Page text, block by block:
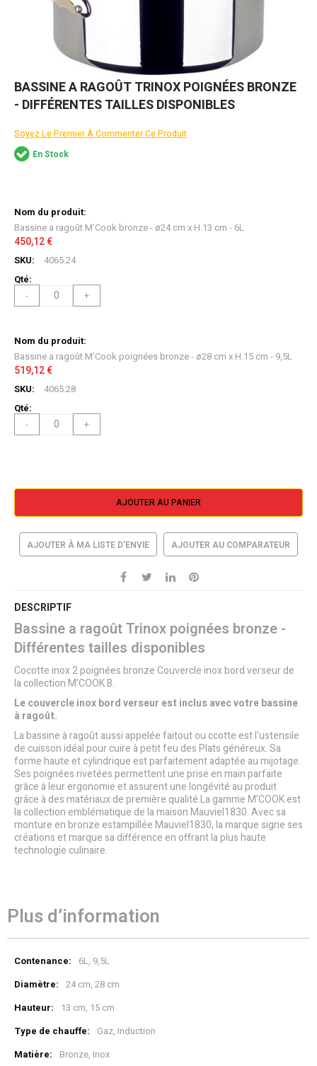
Skip
the
of
the
images
BASSINE A RAGOÛT TRINOX POIGNÉES BRONZE
- DIFFÉRENTES TAILLES DISPONIBLES
Soyez Le Premier À Commenter Ce Produit
En Stock
du
produit
groupé
Bassine a ragoût M'Cook bronze - ø24 cm x H.13 cm - 6L
450,12 €
4065.24
- +
Bassine a ragoût M'Cook poignées bronze - ø28 cm x H.15 cm - 9,5L
519,12 €
4065.28
- +
AJOUTER AU PANIER
AJOUTER À MA LISTE D’ENVIE AJOUTER AU COMPARATEUR
DESCRIPTIF
Bassine a ragoût Trinox poignées bronze -
Différentes tailles disponibles
Cocotte inox 2 poignées bronze Couvercle inox bord verseur de
la collection M'COOK B.
Le couvercle inox bord verseur est inclus avec votre bassine
à ragoût.
La bassine à ragoût aussi appelée faitout ou ccotte est l'ustensile
de cuisson idéal pour cuire à petit feu des Plats généreux. Sa
forme haute et cylindrique est parfaitement adaptée au mijotage.
Ses poignées rivetées permettent une prise en main parfaite
grâce à leur ergonomie et assurent une longévité au produit
grâce à des matériaux de première qualité.La gamme M’COOK est
la collection emblématique de la maison Mauviel1830. Avec sa
monture en bronze estampillée Mauviel1830, la marque signe ses
créations et marque sa différence en offrant la plus haute
technologie culinaire.
Plus d’information
d’information
6L, 9,5L
24 cm, 28 cm
13 cm, 15 cm
Gaz, Induction
Bronze, Inox